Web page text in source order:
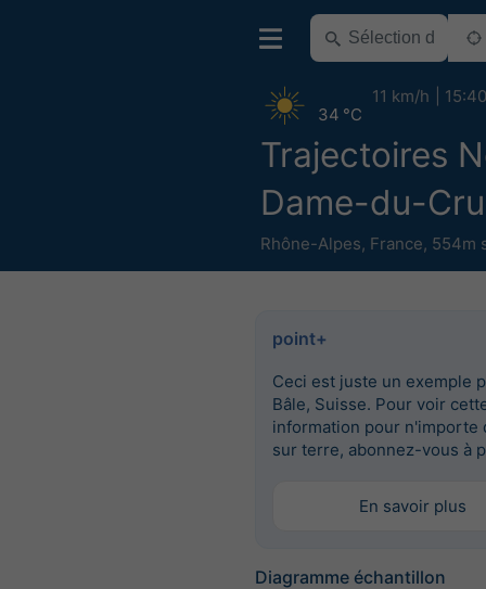
Trajectoires
Dame-du-
Rhône-Alpes, France, 554m
34 °C
11 km/h 15:40
point+
Ceci est juste un exemple
Bâle, Suisse. Pour voir
information pour n'importe
sur terre, abonnez-vous à
En savoir plus
Diagramme échantillon